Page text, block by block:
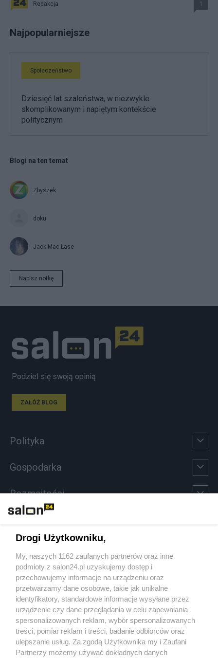
Redakcja 1
Najpopularniejsze
Społeczeństwo
Dziesięć lat szaleństwa, w niezwykle
skomplikowanym i napiętym kontekście
politycznym
Blogi na ten temat
Zbyszek
doku
Jack Mac Lase
Napisz notkę
Podziel się swoją opinią
ZAŁÓŻ BLOG
Polityka
Gospodarka
Rozmaitości
Sport
Społeczeństwo
Kultura
X Facebook Instagram Youtube
Drogi Użytkowniku,
My, naszych 1162 zaufanych partnerów oraz inne
podmioty z salon24.pl uzyskujemy dostęp i
przechowujemy informacje na urządzeniu oraz
przetwarzamy dane osobowe, takie jak unikalne
identyfikatory, standardowe informacje wysyłane przez
urządzenie czy dane przeglądania w celu zapewniania
spersonalizowanych reklam, wybór spersonalizowanych
treści, pomiar reklam i treści, badanie odbiorców oraz
ulepszanie usług. Za zgodą Użytkownika my i Zaufani
Partnerzy możemy używać dokładnych danych